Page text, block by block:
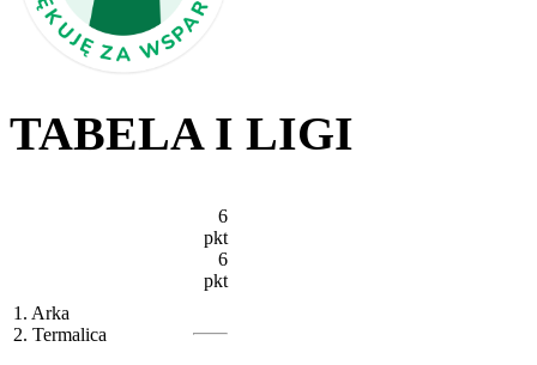
TABELA I LIGI
1. Arka
2. Termalica
6
pkt
6
pkt